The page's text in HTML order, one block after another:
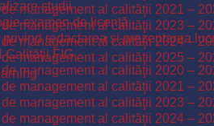
de management al calităţii 2021 –
management al calităţii 2023 –
de management al calităţii 2024 –
management al calităţii 2025 –
studii
examen de licență
privind redactarea și prezentarea
Calităţii FIG
de management al calităţii 2020 –
de management al calităţii 2021 –
de management al calităţii 2023 –
de management al calităţii 2024 –